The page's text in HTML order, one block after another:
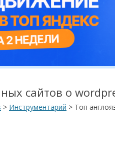
сайтов о
> Инструментарий > Топ